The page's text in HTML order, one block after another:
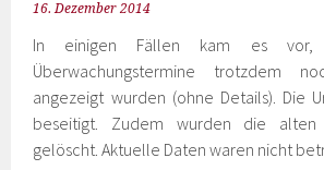
16. Dezember 2014
In einigen Fällen kam es vor,
Überwachungstermine trotzdem
angezeigt wurden (ohne Details). Die
beseitigt. Zudem wurden die alten
gelöscht. Aktuelle Daten waren nicht